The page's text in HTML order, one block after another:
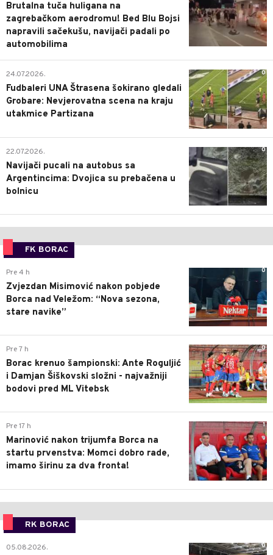
Brutalna tuča huligana na
zagrebačkom aerodromu! Bed Blu Bojsi
napravili sačekušu, navijači padali po
automobilima
0
24.07.2026.
Fudbaleri UNA Štrasena šokirano gledali
Grobare: Nevjerovatna scena na kraju
utakmice Partizana
0
22.07.2026.
Navijači pucali na autobus sa
Argentincima: Dvojica su prebačena u
bolnicu
FK BORAC
0
Pre 4 h
Zvjezdan Misimović nakon pobjede
Borca nad Veležom: “Nova sezona,
stare navike”
0
Pre 7 h
Borac krenuo šampionski: Ante Roguljić
i Damjan Šiškovski složni - najvažniji
bodovi pred ML Vitebsk
1
Pre 17 h
Marinović nakon trijumfa Borca na
startu prvenstva: Momci dobro rade,
imamo širinu za dva fronta!
RK BORAC
0
05.08.2026.